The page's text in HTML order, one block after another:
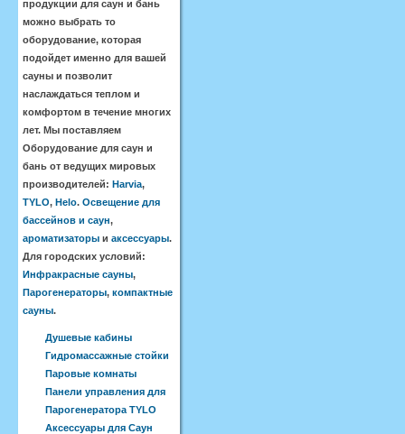
продукции для саун и бань
можно выбрать то
оборудование, которая
подойдет именно для вашей
сауны и позволит
наслаждаться теплом и
комфортом в течение многих
лет. Мы поставляем
Оборудование для саун и
бань от ведущих мировых
производителей: Harvia,
TYLO, Helo. Освещение для
бассейнов и саун,
ароматизаторы и аксессуары.
Для городских условий:
Инфракрасные сауны,
Парогенераторы, компактные
сауны.
Душевые кабины
Гидромассажные стойки
Паровые комнаты
Панели управления для
Парогенератора TYLO
Аксессуары для Саун